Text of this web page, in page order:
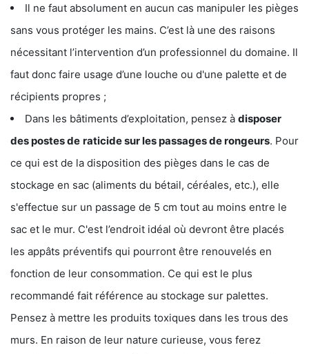
Il ne faut absolument en aucun cas manipuler les pièges
sans vous protéger les mains. C’est là une des raisons
nécessitant l’intervention d’un professionnel du domaine. Il
faut donc faire usage d’une louche ou d'une palette et de
récipients propres ;
Dans les bâtiments d’exploitation, pensez à disposer
des postes de raticide sur les passages de rongeurs. Pour
ce qui est de la disposition des pièges dans le cas de
stockage en sac (aliments du bétail, céréales, etc.), elle
s'effectue sur un passage de 5 cm tout au moins entre le
sac et le mur. C'est l’endroit idéal où devront être placés
les appâts préventifs qui pourront être renouvelés en
fonction de leur consommation. Ce qui est le plus
recommandé fait référence au stockage sur palettes.
Pensez à mettre les produits toxiques dans les trous des
murs. En raison de leur nature curieuse, vous ferez